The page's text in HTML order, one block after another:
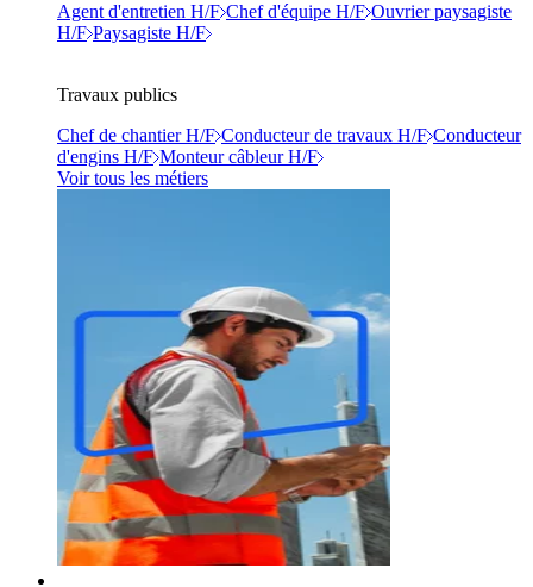
Agent d'entretien H/F Chef d'équipe H/F Ouvrier paysagiste
H/F Paysagiste H/F
Travaux publics
Chef de chantier H/F Conducteur de travaux H/F Conducteur
d'engins H/F Monteur câbleur H/F
Voir tous les métiers